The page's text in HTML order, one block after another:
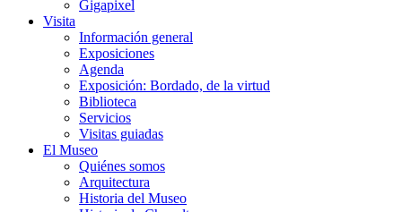
Gigapixel
Visita
Información general
Exposiciones
Agenda
Exposición: Bordado, de la virtud
Biblioteca
Servicios
Visitas guiadas
El Museo
Quiénes somos
Arquitectura
Historia del Museo